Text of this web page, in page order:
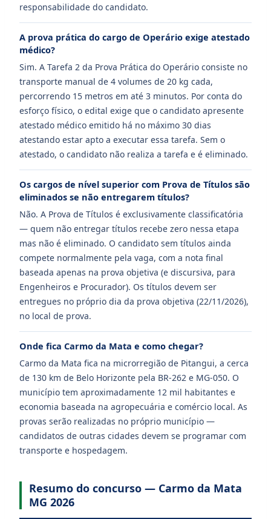
responsabilidade do candidato.
A prova prática do cargo de Operário exige atestado
médico?
Sim. A Tarefa 2 da Prova Prática do Operário consiste no
transporte manual de 4 volumes de 20 kg cada,
percorrendo 15 metros em até 3 minutos. Por conta do
esforço físico, o edital exige que o candidato apresente
atestado médico emitido há no máximo 30 dias
atestando estar apto a executar essa tarefa. Sem o
atestado, o candidato não realiza a tarefa e é eliminado.
Os cargos de nível superior com Prova de Títulos são
eliminados se não entregarem títulos?
Não. A Prova de Títulos é exclusivamente classificatória
— quem não entregar títulos recebe zero nessa etapa
mas não é eliminado. O candidato sem títulos ainda
compete normalmente pela vaga, com a nota final
baseada apenas na prova objetiva (e discursiva, para
Engenheiros e Procurador). Os títulos devem ser
entregues no próprio dia da prova objetiva (22/11/2026),
no local de prova.
Onde fica Carmo da Mata e como chegar?
Carmo da Mata fica na microrregião de Pitangui, a cerca
de 130 km de Belo Horizonte pela BR-262 e MG-050. O
município tem aproximadamente 12 mil habitantes e
economia baseada na agropecuária e comércio local. As
provas serão realizadas no próprio município —
candidatos de outras cidades devem se programar com
transporte e hospedagem.
Resumo do concurso — Carmo da Mata
MG 2026